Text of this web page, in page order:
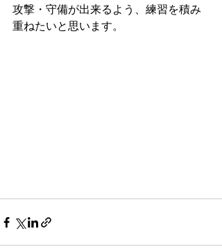
攻撃・守備が出来るよう、練習を積み
重ねたいと思います。